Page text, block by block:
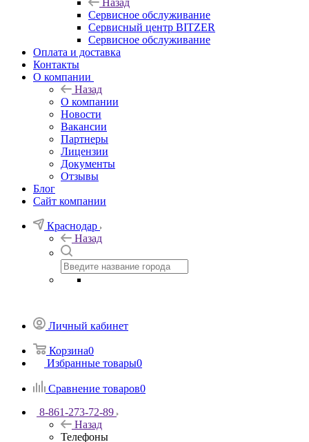
Назад
Сервисное обслуживание
Сервисный центр BITZER
Сервисное обслуживание
Оплата и доставка
Контакты
О компании
Назад
О компании
Новости
Вакансии
Партнеры
Лицензии
Документы
Отзывы
Блог
Сайт компании
Краснодар
Назад
Личный кабинет
Корзина0
Избранные товары0
Сравнение товаров0
8-861-273-72-89
Назад
Телефоны